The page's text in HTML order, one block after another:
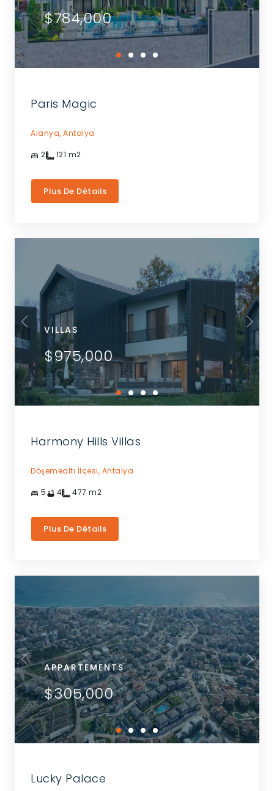
$784,000
Paris Magic
Alanya, Antalya
2 121 m2
Plus De Détails
VILLAS
$975,000
Harmony Hills Villas
Döşemealtı İlçesi, Antalya
5 4 477 m2
Plus De Détails
APPARTEMENTS
$305,000
Lucky Palace